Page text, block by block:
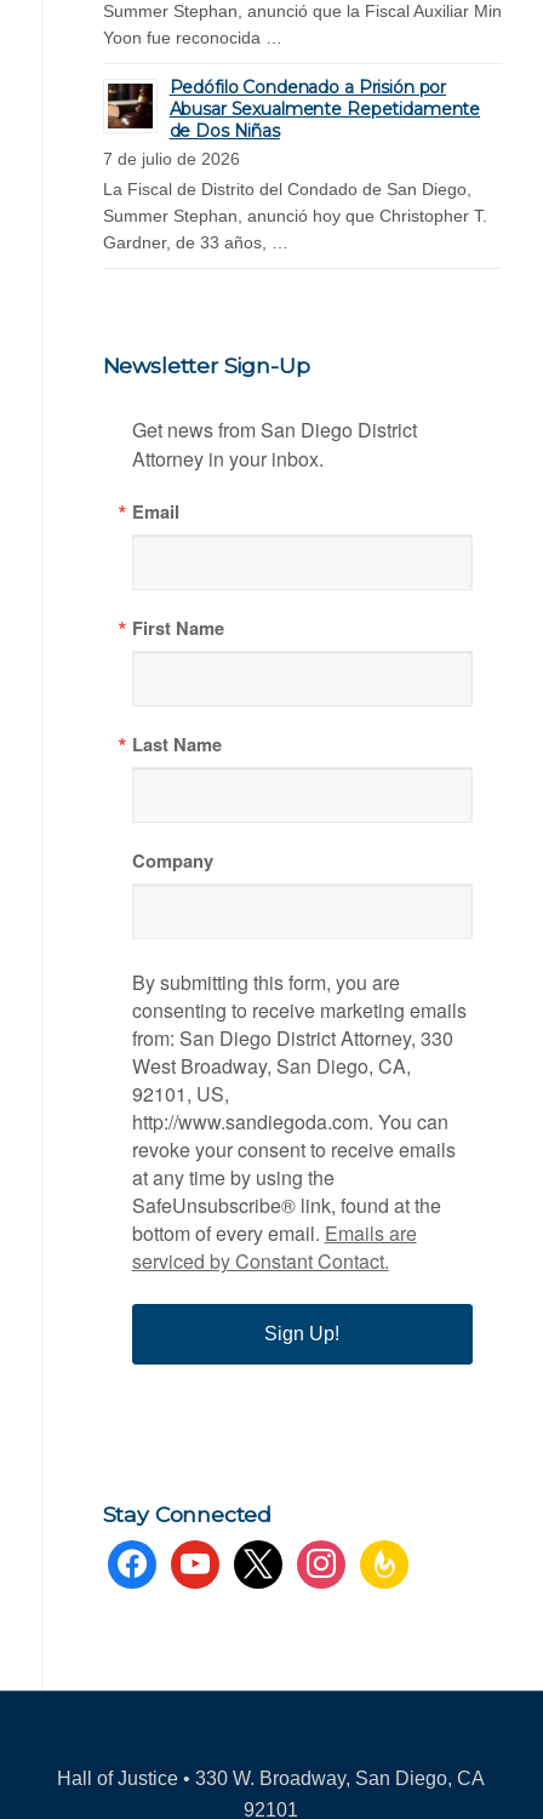
Summer Stephan, anunció que la Fiscal Auxiliar Min
Yoon fue reconocida …
Pedófilo Condenado a Prisión por
Abusar Sexualmente Repetidamente
de Dos Niñas
7 de julio de 2026
La Fiscal de Distrito del Condado de San Diego,
Summer Stephan, anunció hoy que Christopher T.
Gardner, de 33 años, …
Newsletter Sign-Up
Get news from San Diego District
Attorney in your inbox.
Email
First Name
Last Name
Company
By submitting this form, you are
consenting to receive marketing emails
from: San Diego District Attorney, 330
West Broadway, San Diego, CA,
92101, US,
http://www.sandiegoda.com. You can
revoke your consent to receive emails
at any time by using the
SafeUnsubscribe® link, found at the
bottom of every email. Emails are
serviced by Constant Contact.
Sign Up!
Stay Connected
facebookyoutube x instagramfeedburner
Hall of Justice • 330 W. Broadway, San Diego, CA
92101